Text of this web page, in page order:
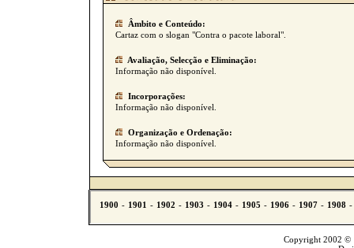
Âmbito e Conteúdo:
Cartaz com o slogan "Contra o pacote laboral".
Avaliação, Selecção e Eliminação:
Informação não disponível.
Incorporações:
Informação não disponível.
Organização e Ordenação:
Informação não disponível.
Copyright 2002 ©